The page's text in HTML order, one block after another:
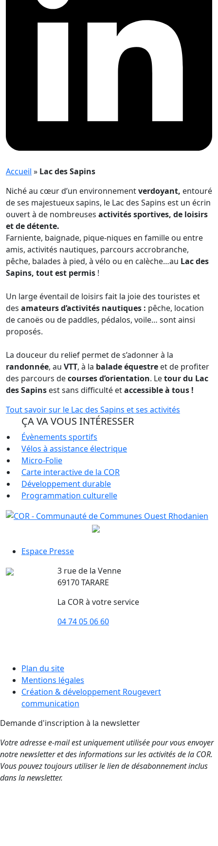
Accueil » Lac des Sapins
Niché au cœur d’un environnementverdoyant, entouré
de ses majestueux sapins, le Lac des Sapins est un écrin
ouvert à de nombreuses activités sportives, de loisirs
et de détente.
Farniente, baignade, pique-niques en famille ou entre
amis, activités nautiques, parcours accrobranche,
pêche, balades à pied, à vélo ou en calèche…au Lac des
Sapins, tout est permis !
Un large éventail de loisirs fait la joie des touristes et
des amateurs d’activités nautiques : pêche, location
de canoës ou de paddles, pédalos, voile… sont ainsi
proposés.
La douceur du relief permet de s’adonner à la
randonnée, au VTT, à la balade équestre et de profiter
des parcours decourses d’orientation. Letour du Lac
des Sapins est sans difficulté etaccessible à tous !
Tout savoir sur le Lac des Sapins et ses activités
ÇA VA VOUS INTÉRESSER
Évènements sportifs
Vélos à assistance électrique
Micro-Folie
Carte interactive de la COR
Développement durable
Programmation culturelle
Espace Presse
3 rue de la Venne
69170 TARARE
La COR à votre service
04 74 05 06 60
Plan du site
Mentions légales
Création & développement Rougevert
communication
Demande d'inscription à la newsletter
Votre adresse e-mail est uniquement utilisée pour vous envoyer
notre newsletter et des informations sur les activités de la COR.
Vous pouvez toujours utiliser le lien de désabonnement inclus
dans la newsletter.